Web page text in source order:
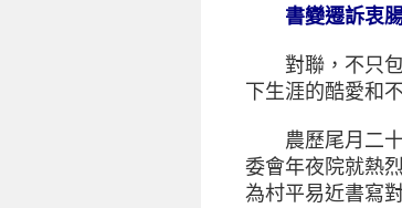
書變遷訴衷
對聯，不只包
下生涯的酷愛和
農歷尾月二
委會年夜院就熱
為村平易近書寫